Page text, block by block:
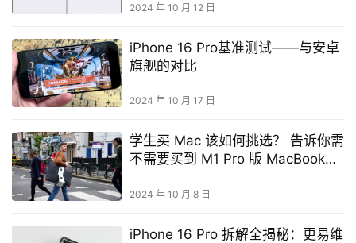
2024 年 10 月 12 日
iPhone 16 Pro基准测试——与安卓
旗舰的对比
2024 年 10 月 17 日
学生买 Mac 该如何挑选？ 告诉你需
不需要买到 M1 Pro 版 MacBook
2024 年 10 月 8 日
iPhone 16 Pro 拆解全揭秘：更易维